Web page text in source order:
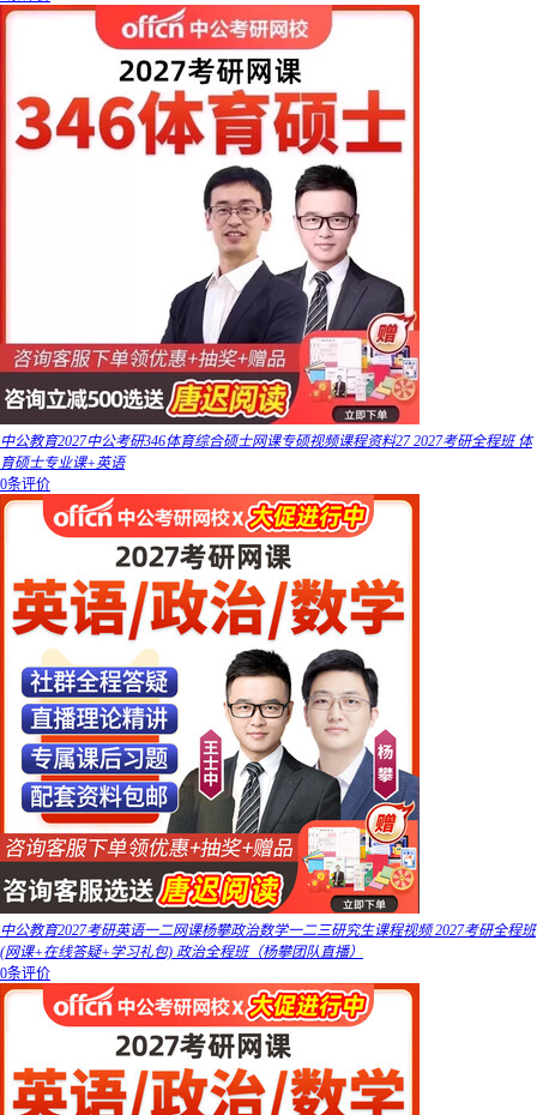
中公教育2027中公考研346体育综合硕士网课专硕视频课程资料27 2027考研全程班 体
育硕士专业课+英语
0条评价
中公教育2027考研英语一二网课杨攀政治数学一二三研究生课程视频 2027考研全程班
(网课+在线答疑+学习礼包) 政治全程班（杨攀团队直播）
0条评价